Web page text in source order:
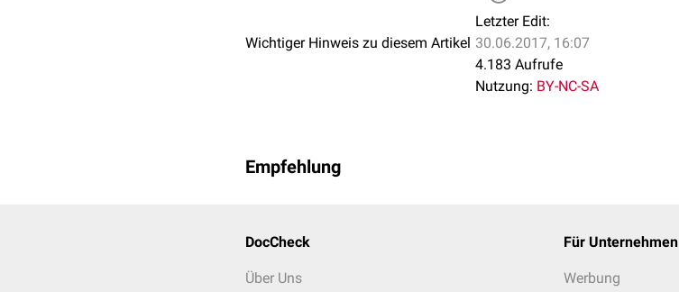
Wichtiger Hinweis zu diesem Artikel
Letzter Edit:
30.06.2017, 16:07
4.183 Aufrufe
Nutzung: BY-NC-SA
Empfehlung
DocCheck
Über Uns
Für Unternehmen
Werbung